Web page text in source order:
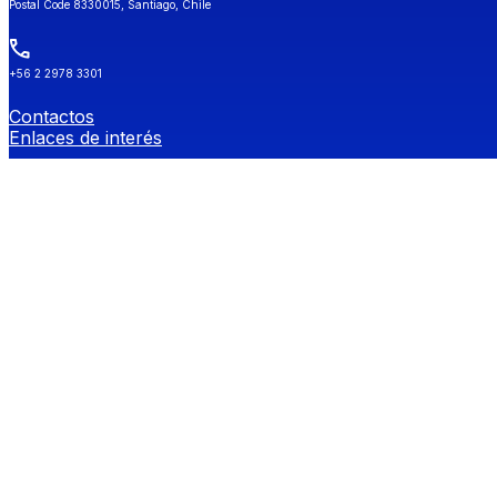
Postal Code 8330015, Santiago, Chile
+56 2 2978 3301
Contactos
Enlaces de interés